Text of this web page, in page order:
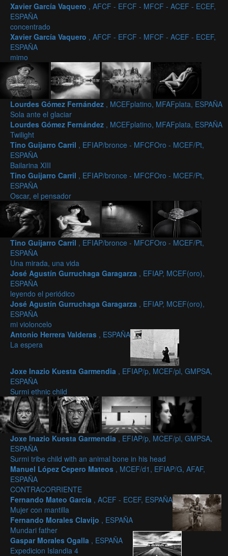
Xavier García Vaquero , AFCF - EFCF - MFCF - ACEF - ECEF,
ESPAÑA
concentrado
Xavier García Vaquero , AFCF - EFCF - MFCF - ACEF - ECEF,
ESPAÑA
mimo
Lourdes Gómez Fernández , MCEFplatino, MFAFplata, ESPAÑA
Sola ante el glaciar
Lourdes Gómez Fernández , MCEFplatino, MFAFplata, ESPAÑA
Twilight
Tino Guijarro Carril , EFIAP/bronce - MFCFOro - MCEF/Pt,
ESPAÑA
Bailarina XIII
Tino Guijarro Carril , EFIAP/bronce - MFCFOro - MCEF/Pt,
ESPAÑA
Oscar, el pensador
Tino Guijarro Carril , EFIAP/bronce - MFCFOro - MCEF/Pt,
ESPAÑA
Una mirada, una vida
José Agustín Gurruchaga Garagarza , EFIAP, MCEF(oro),
ESPAÑA
leyendo el periódico
José Agustín Gurruchaga Garagarza , EFIAP, MCEF(oro),
ESPAÑA
mi violoncelo
Antonio Herrera Valderas , ESPAÑA
La espera
Joxe Inazio Kuesta Garmendia , EFIAP/p, MCEF/pl, GMPSA,
ESPAÑA
Surmi ethnic child
Joxe Inazio Kuesta Garmendia , EFIAP/p, MCEF/pl, GMPSA,
ESPAÑA
Surmi tribe child with an animal bone in his head
Manuel López Cepero Mateos , MCEF/d1, EFIAP/G, AFAF,
ESPAÑA
CONTRACORRIENTE
Fernando Mateo García , ACEF - ECEF, ESPAÑA
Mujer con mantilla
Fernando Morales Clavijo , ESPAÑA
Mundari father
Gaspar Morales Ogalla , ESPAÑA
Expedicion Islandia 4